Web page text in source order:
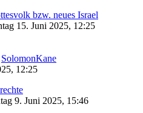
bzw. neues Israel
15. Juni 2025, 12:25
SolomonKane
12:25
9. Juni 2025, 15:46